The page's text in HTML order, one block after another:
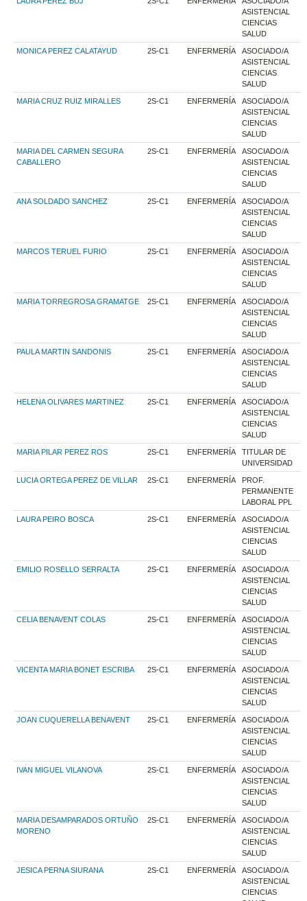
ASISTENCIAL
CIENCIAS
SALUD
MONICA PEREZ CALATAYUD 2S-C1 ENFERMERÍA
ASOCIADO/A
ASISTENCIAL
CIENCIAS
SALUD
MARIA CRUZ RUIZ MIRALLES 2S-C1 ENFERMERÍA
ASOCIADO/A
ASISTENCIAL
CIENCIAS
SALUD
MARIA DEL CARMEN SEGURA
CABALLERO
2S-C1 ENFERMERÍA
ASOCIADO/A
ASISTENCIAL
CIENCIAS
SALUD
ANA SOLDADO SANCHEZ 2S-C1 ENFERMERÍA
ASOCIADO/A
ASISTENCIAL
CIENCIAS
SALUD
MARCOS TERUEL FURIO 2S-C1 ENFERMERÍA
ASOCIADO/A
ASISTENCIAL
CIENCIAS
SALUD
MARIA TORREGROSA GRAMATGE 2S-C1 ENFERMERÍA
ASOCIADO/A
ASISTENCIAL
CIENCIAS
SALUD
PAULA MARTIN SANDONIS 2S-C1 ENFERMERÍA
ASOCIADO/A
ASISTENCIAL
CIENCIAS
SALUD
HELENA OLIVARES MARTINEZ 2S-C1 ENFERMERÍA
ASOCIADO/A
ASISTENCIAL
CIENCIAS
SALUD
MARIA PILAR PEREZ ROS 2S-C1 ENFERMERÍA
TITULAR DE
UNIVERSIDAD
LUCIA ORTEGA PEREZ DE VILLAR 2S-C1 ENFERMERÍA
PROF.
PERMANENTE
LABORAL PPL
LAURA PEIRO BOSCA 2S-C1 ENFERMERÍA
ASOCIADO/A
ASISTENCIAL
CIENCIAS
SALUD
EMILIO ROSELLO SERRALTA 2S-C1 ENFERMERÍA
ASOCIADO/A
ASISTENCIAL
CIENCIAS
SALUD
CELIA BENAVENT COLAS 2S-C1 ENFERMERÍA
ASOCIADO/A
ASISTENCIAL
CIENCIAS
SALUD
VICENTA MARIA BONET ESCRIBA 2S-C1 ENFERMERÍA
ASOCIADO/A
ASISTENCIAL
CIENCIAS
SALUD
JOAN CUQUERELLA BENAVENT 2S-C1 ENFERMERÍA
ASOCIADO/A
ASISTENCIAL
CIENCIAS
SALUD
IVAN MIGUEL VILANOVA 2S-C1 ENFERMERÍA
ASOCIADO/A
ASISTENCIAL
CIENCIAS
SALUD
MARIA DESAMPARADOS ORTUÑO
MORENO
2S-C1 ENFERMERÍA
ASOCIADO/A
ASISTENCIAL
CIENCIAS
SALUD
JESICA PERNA SIURANA 2S-C1 ENFERMERÍA
ASOCIADO/A
ASISTENCIAL
CIENCIAS